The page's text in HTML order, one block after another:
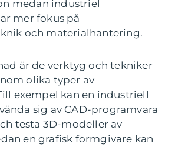
medan industriel
mer fokus på
och materialhantering.
är de verktyg och tekniker
olika typer av
exempel kan en industriell
sig av CAD-programvara
testa 3D-modeller av
en grafisk formgivare kan